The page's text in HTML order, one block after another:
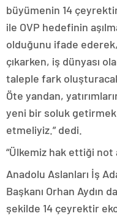
büyümenin 14
ile OVP hedefinin
olduğunu ifade
çıkarken, iş dünyası
taleple fark oluşturacak
Öte yandan,
yeni bir soluk
etmeliyiz.” dedi.
“Ülkemiz hak ettiği not
Anadolu Aslanları İş
Başkanı Orhan Aydın
şekilde 14 çeyrektir